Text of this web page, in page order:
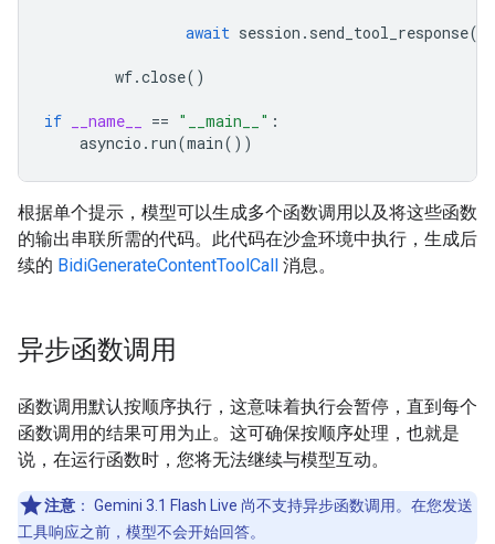
await session . send_tool_response(
wf.close()
if __name__ == "__main__" :
asyncio . run(main())
根据单个提示，模型可以生成多个函数调用以及将这些函数
的输出串联所需的代码。此代码在沙盒环境中执行，生成后
续的 BidiGenerateContentToolCall 消息。
异步函数调用
函数调用默认按顺序执行，这意味着执行会暂停，直到每个
函数调用的结果可用为止。这可确保按顺序处理，也就是
说，在运行函数时，您将无法继续与模型互动。
注意 ： Gemini 3.1 Flash Live 尚不支持异步函数调用。在您发送
工具响应之前，模型不会开始回答。